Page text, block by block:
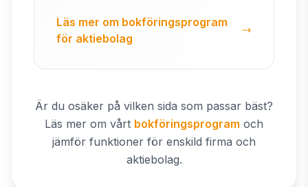
Läs mer om bokföringsprogram
för aktiebolag
Är du osäker på vilken sida som passar bäst?
Läs mer om vårt bokföringsprogram och
jämför funktioner för enskild firma och
aktiebolag.